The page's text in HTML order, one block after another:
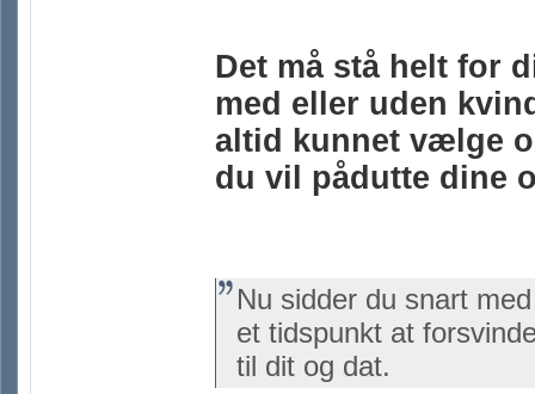
Det må stå helt for
med eller uden
altid kunnet vælge
du vil pådutte dine
Nu sidder du snart
et tidspunkt at
til dit og dat.